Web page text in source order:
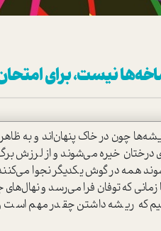
نیست، برای
چون در خاک پنهان‌اند و به
خیره می‌شوند و از لرزش
همه در گوش یکدیگر نجوا
که توفان فرا می‌رسد و نهال‌های
که ریشه داشتن چقدر مهم